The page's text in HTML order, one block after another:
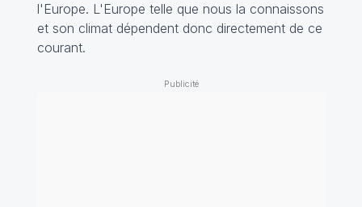
l'Europe. L'Europe telle que nous la connaissons
et son climat dépendent donc directement de ce
courant.